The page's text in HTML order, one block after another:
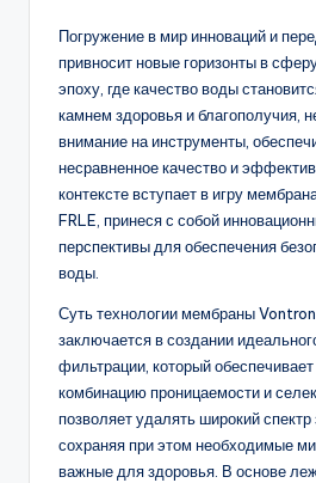
Погружение в мир инноваций и
привносит новые горизонты в
эпоху, где качество воды
камнем здоровья и благополучия,
внимание на инструменты,
несравненное качество и
контексте вступает в игру
FRLE, принеся с собой
перспективы для обеспечения
воды.
Суть технологии мембраны
заключается в создании
фильтрации, который
комбинацию проницаемости и
позволяет удалять широкий спектр
сохраняя при этом необходимые
важные для здоровья. В основе